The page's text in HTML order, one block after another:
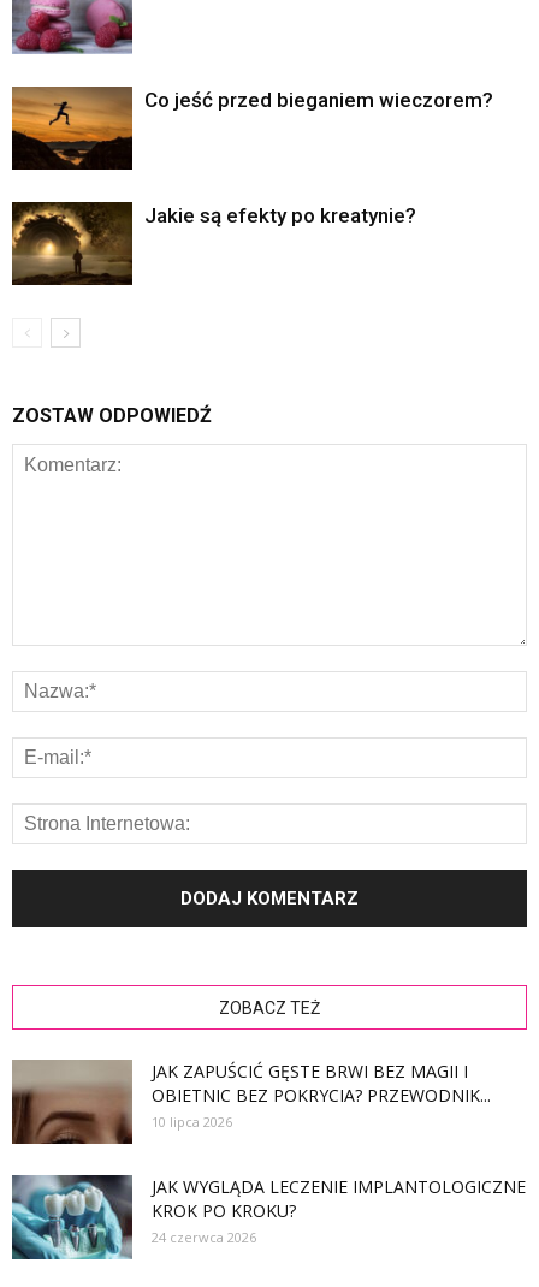
Co jeść przed bieganiem wieczorem?
Jakie są efekty po kreatynie?
ZOSTAW ODPOWIEDŹ
ZOBACZ TEŻ
JAK ZAPUŚCIĆ GĘSTE BRWI BEZ MAGII I
OBIETNIC BEZ POKRYCIA? PRZEWODNIK...
10 lipca 2026
JAK WYGLĄDA LECZENIE IMPLANTOLOGICZNE
KROK PO KROKU?
24 czerwca 2026